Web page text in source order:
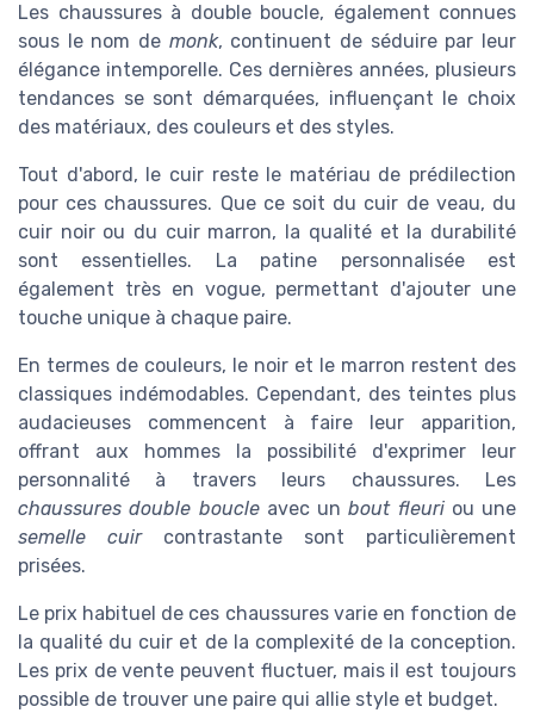
Les chaussures à double boucle, également connues
sous le nom de monk, continuent de séduire par leur
élégance intemporelle. Ces dernières années, plusieurs
tendances se sont démarquées, influençant le choix
des matériaux, des couleurs et des styles.
Tout d'abord, le cuir reste le matériau de prédilection
pour ces chaussures. Que ce soit du cuir de veau, du
cuir noir ou du cuir marron, la qualité et la durabilité
sont essentielles. La patine personnalisée est
également très en vogue, permettant d'ajouter une
touche unique à chaque paire.
En termes de couleurs, le noir et le marron restent des
classiques indémodables. Cependant, des teintes plus
audacieuses commencent à faire leur apparition,
offrant aux hommes la possibilité d'exprimer leur
personnalité à travers leurs chaussures. Les
chaussures double boucleavec unbout fleuriou une
semelle cuircontrastante sont particulièrement
prisées.
Le prix habituel de ces chaussures varie en fonction de
la qualité du cuir et de la complexité de la conception.
Les prix de vente peuvent fluctuer, mais il est toujours
possible de trouver une paire qui allie style et budget.